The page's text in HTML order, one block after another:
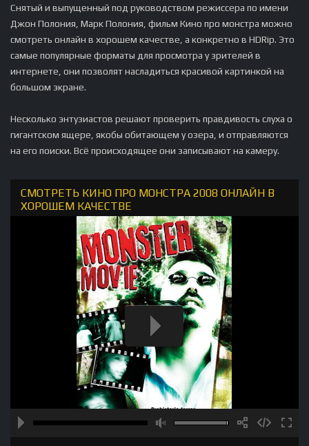
Снятый и выпущенный под руководством режиссера по имени
Джон Полония, Марк Полония, фильм Кино про монстра можно
смотреть онлайн в хорошем качестве, а конкретно в HDRip. Это
самые популярные форматы для просмотра у зрителей в
интернете, они позволят насладиться красивой картинкой на
большом экране.
Несколько энтузиастов решают проверить правдивость слуха о
гигантском ящере, якобы обитающем у озера, и отправляются
на его поиски. Всё происходящее они записывают на камеру.
СМОТРЕТЬ КИНО ПРО МОНСТРА 2008 ОНЛАЙН В
ХОРОШЕМ КАЧЕСТВЕ